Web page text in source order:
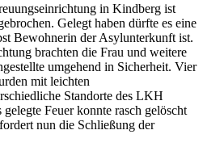
in Kindberg ist
Gelegt haben dürfte es eine
Bewohnerin der Asylunterkunft ist.
brachten die Frau und weitere
umgehend in Sicherheit. Vier
mit leichten
Standorte des LKH
Feuer konnte rasch gelöscht
nun die Schließung der